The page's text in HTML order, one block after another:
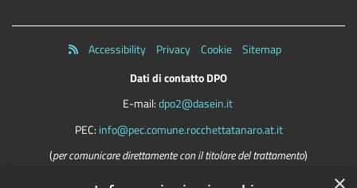
Accessibility Privacy Cookie
Sitemap
Dati di contatto DPO
E-mail:dpo2@dasein.it
PEC: info@pec.comune.rocchettatanaro.at.it
(per comunicare direttamente con il titolare del trattamento)
La mail del DPO va usata SOLO per questioni riguardanti la privacy